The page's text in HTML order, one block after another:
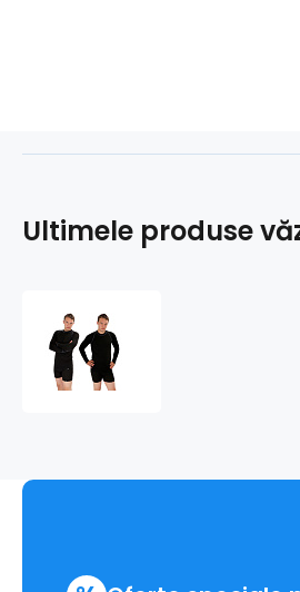
Ultimele produse